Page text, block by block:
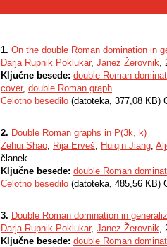
1. On the double Roman domination in
Darja Rupnik Poklukar, Janez Žerovnik,
Ključne besede: double Roman
cover, double Roman graph
Celotno besedilo (datoteka, 377,08 KB)
2. Double Roman graphs in P(3k, k)
Zehui Shao, Rija Erveš, Huiqin Jiang,
članek
Ključne besede: double Roman
Celotno besedilo (datoteka, 485,56 KB)
3. Double Roman domination in
Darja Rupnik Poklukar, Janez Žerovnik,
Ključne besede: double Roman